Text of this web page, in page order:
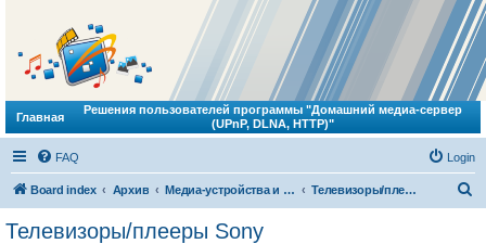
Главная
Решения пользователей программы "Домашний медиа-сервер
(UPnP, DLNA, HTTP)"
FAQ Login
Board index Архив Медиа-устройства и ДМС Телевизоры/плееры Sony
Телевизоры/плееры Sony